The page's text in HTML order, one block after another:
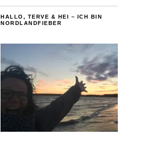
HALLO, TERVE & HEI – ICH BIN
NORDLANDFIEBER